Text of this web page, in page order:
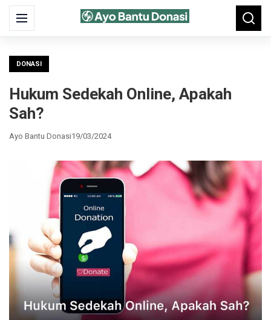
Menu
Search
for:
DONASI
Hukum Sedekah Online, Apakah
Sah?
Ayo Bantu Donasi19/03/2024